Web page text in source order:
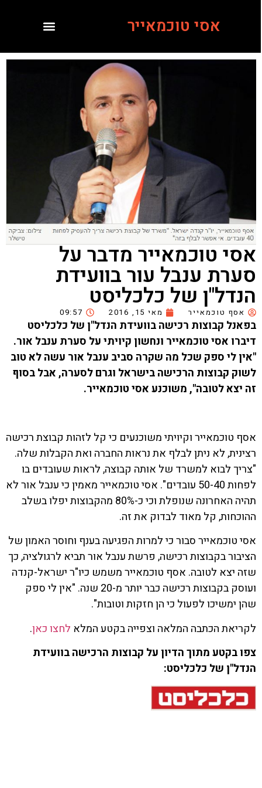
אסי טוכמאייר
אסי טוכמאייר מדבר על
סערת ענבל עור בוועידת
הנדל"ן של כלכליסט
אסף טוכמאייר מאי 15, 2016 09:57
בפאנל קבוצות רכישה בוועידת הנדל"ן של כלכליסט
דיברו אסי טוכמאייר ונחשון קיויתי על סערת ענבל אור.
"אין לי ספק שכל מה שקרה סביב ענבל אור עשה לא טוב
לשוק קבוצות הרכישה בישראל וגרם לסערה, אבל בסוף
זה יצא לטובה", משוכנע אסי טוכמאייר.
אסף טוכמאייר וקיויתי משוכנעים כי קל לזהות קבוצת רכישה
רצינית, לא ניתן לבלף את נראות החברה ואת הקבלות שלה.
"צריך לבוא למשרד של אותה קבוצה, לראות שעובדים בו
לפחות 50-40 עובדים". אסי טוכמאייר מאמין כי ענבל אור לא
תהיה האחרונה שנופלת וכי כ-80% מהקבוצות יפלו בשלב
ההוכחות, קל מאוד לבדוק את זה.
אסי טוכמאייר סבור כי למרות הפגיעה בענף וחוסר האמון של
הציבור בקבוצות רכישה, פרשת ענבל אור תביא לרגולציה, כך
שזה יצא לטובה. אסף טוכמאייר משמש כיו"ר ישראל-קנדה
ועוסק בקבוצות רכישה כבר יותר מ-20 שנה. "אין לי ספק
שהן ימשיכו לפעול כי הן חזקות וטובות".
לקריאת הכתבה המלאה וצפייה בקטע המלא לחצו כאן.
צפו בקטע מתוך הדיון על קבוצות הרכישה בוועידת
הנדל"ן של כלכליסט: